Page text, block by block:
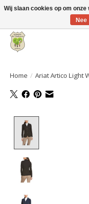
Grote keuze aan producten
Home / Ariat Artico Light
Wij slaan cookies op om
Nee